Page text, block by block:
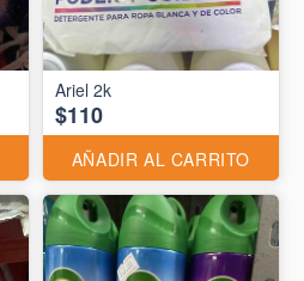
Ariel 2k
$110
AÑADIR AL CARRITO